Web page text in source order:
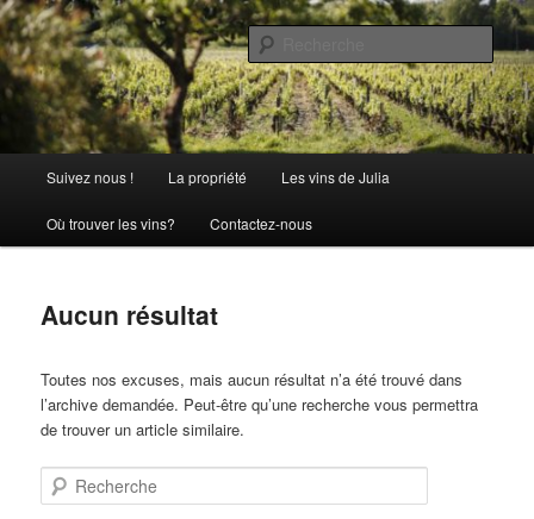
Aller
au
contenu
principal
Aller
au
contenu
secondaireChâteau Julia
La passion comme tradition
principal
Suivez nous ! La propriété Les vins de Julia
Où trouver les vins? Contactez-nous
Aucun résultat
Toutes nos excuses, mais aucun résultat n’a été trouvé dans
l’archive demandée. Peut-être qu’une recherche vous permettra
de trouver un article similaire.
Recherche